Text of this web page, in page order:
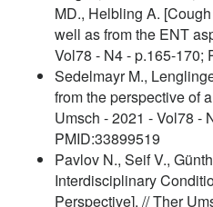
MD., Helbling A.
well as from the ENT
Vol78 - N4 - p.165-170;
Sedelmayr M.,
from the perspective of
Umsch - 2021 - Vol78 -
PMID:33899519
Pavlov N., Seif V.,
Interdisciplinary
Perspective]. // Ther